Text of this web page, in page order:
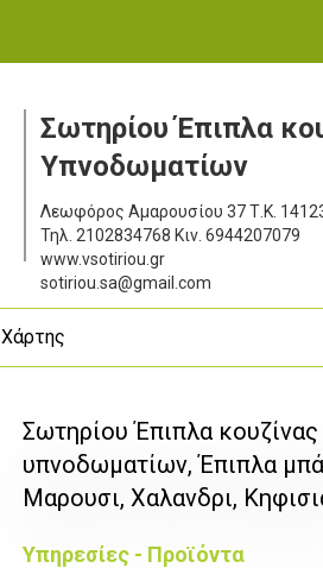
Σωτηρίου Έπιπλα
Υπνοδωματίων
Λεωφόρος Αμαρουσίου 37 Τ.Κ.
Τηλ. 2102834768 Κιν. 6944207079
www.vsotiriou.gr
sotiriou.sa@gmail.com
Χάρτης
Σωτηρίου Έπιπλα
υπνοδωματίων, Έπιπλα
Μαρουσι, Χαλανδρι,
Υπηρεσίες - Προϊόντα